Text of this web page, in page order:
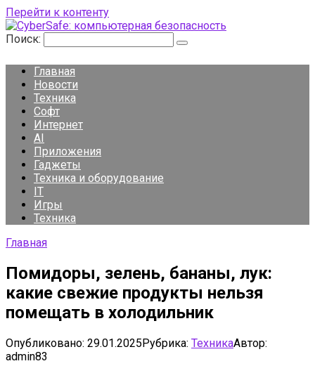
Перейти к контенту
Поиск:
Главная
Новости
Техника
Софт
Интернет
AI
Приложения
Гаджеты
Техника и оборудование
IT
Игры
Техника
Главная
Помидоры, зелень, бананы, лук:
какие свежие продукты нельзя
помещать в холодильник
Опубликовано: 29.01.2025Рубрика: ТехникаАвтор:
admin83